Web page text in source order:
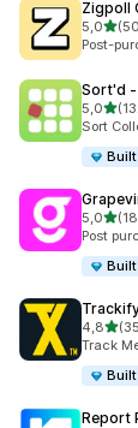
Zigpoll
5,0z 5
Celkový
Post-
Sort'd
5,0z 5
Celkový
Sort
5,0z 5
Celkový
Post
4,8z 5
Celkový
Track
Report